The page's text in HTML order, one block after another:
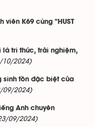
K69 cùng "HUST
là tri thức, trải nghiệm,
10/2024)
sinh tồn đặc biệt của
09/2024)
Anh chuyên
09/2024)